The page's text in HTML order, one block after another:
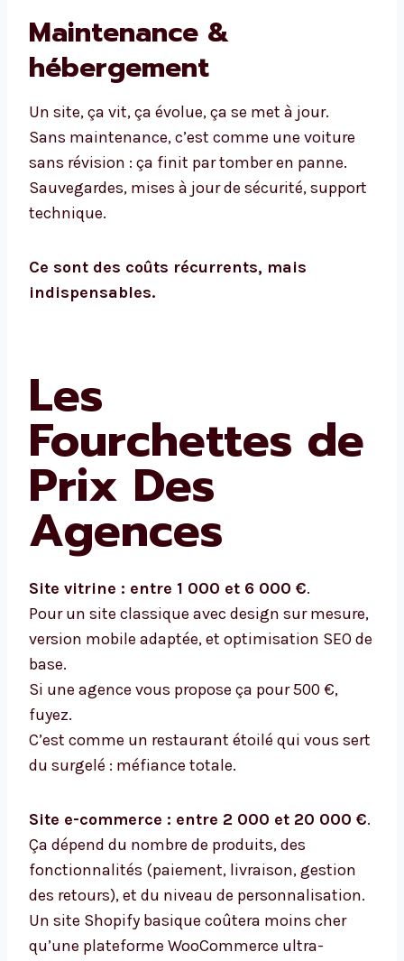
Maintenance &
hébergement
Un site, ça vit, ça évolue, ça se met à jour.
Sans maintenance, c’est comme une voiture
sans révision : ça finit par tomber en panne.
Sauvegardes, mises à jour de sécurité, support
technique.
Ce sont des coûts récurrents, mais
indispensables.
Les
Fourchettes de
Prix Des
Agences
Site vitrine : entre 1 000 et 6 000 €.
Pour un site classique avec design sur mesure,
version mobile adaptée, et optimisation SEO de
base.
Si une agence vous propose ça pour 500 €,
fuyez.
C’est comme un restaurant étoilé qui vous sert
du surgelé : méfiance totale.
Site e-commerce : entre 2 000 et 20 000 €.
Ça dépend du nombre de produits, des
fonctionnalités (paiement, livraison, gestion
des retours), et du niveau de personnalisation.
Un site Shopify basique coûtera moins cher
qu’une plateforme WooCommerce ultra-